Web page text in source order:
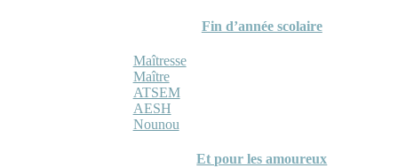
Fin d’année scolaire
Maîtresse
Maître
ATSEM
AESH
Nounou
Et pour les amoureux